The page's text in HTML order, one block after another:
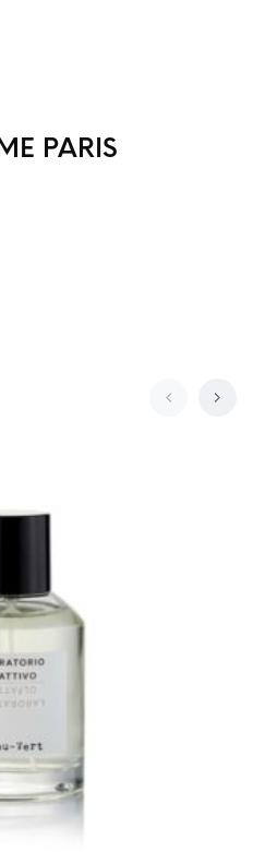
PARIS